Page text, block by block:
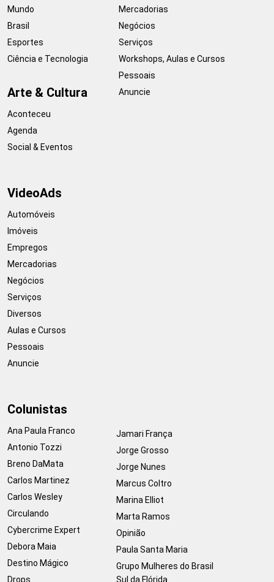
Mundo
Brasil
Esportes
Ciência e Tecnologia
Arte & Cultura
Aconteceu
Agenda
Social & Eventos
Mercadorias
Negócios
Serviços
Workshops, Aulas e Cursos
Pessoais
Anuncie
VideoAds
Automóveis
Imóveis
Empregos
Mercadorias
Negócios
Serviços
Diversos
Aulas e Cursos
Pessoais
Anuncie
Colunistas
Ana Paula Franco
Antonio Tozzi
Breno DaMata
Carlos Martinez
Carlos Wesley
Circulando
Cybercrime Expert
Debora Maia
Destino Mágico
Drops
Jamari França
Jorge Grosso
Jorge Nunes
Marcus Coltro
Marina Elliot
Marta Ramos
Opinião
Paula Santa Maria
Grupo Mulheres do Brasil
Sul da Flórida